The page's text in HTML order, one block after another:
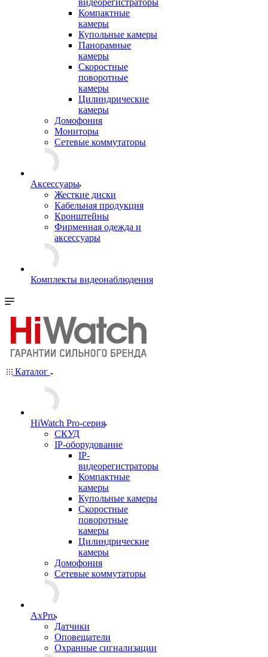
видеорегистраторы
Компактные
камеры
Купольные камеры
Панорамные
камеры
Скоростные
поворотные
камеры
Цилиндрические
камеры
Домофония
Мониторы
Сетевые коммутаторы
Аксессуары
Жесткие диски
Кабельная продукция
Кронштейны
Фирменная одежда и
аксессуары
Комплекты видеонаблюдения
Каталог
HiWatch Pro-серия
CКУД
IP-оборудование
IP-
видеорегистраторы
Компактные
камеры
Купольные камеры
Скоростные
поворотные
камеры
Цилиндрические
камеры
Домофония
Сетевые коммутаторы
AxPro
Датчики
Оповещатели
Охранные сигнализации